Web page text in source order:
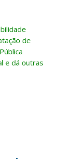
de
e dá outras